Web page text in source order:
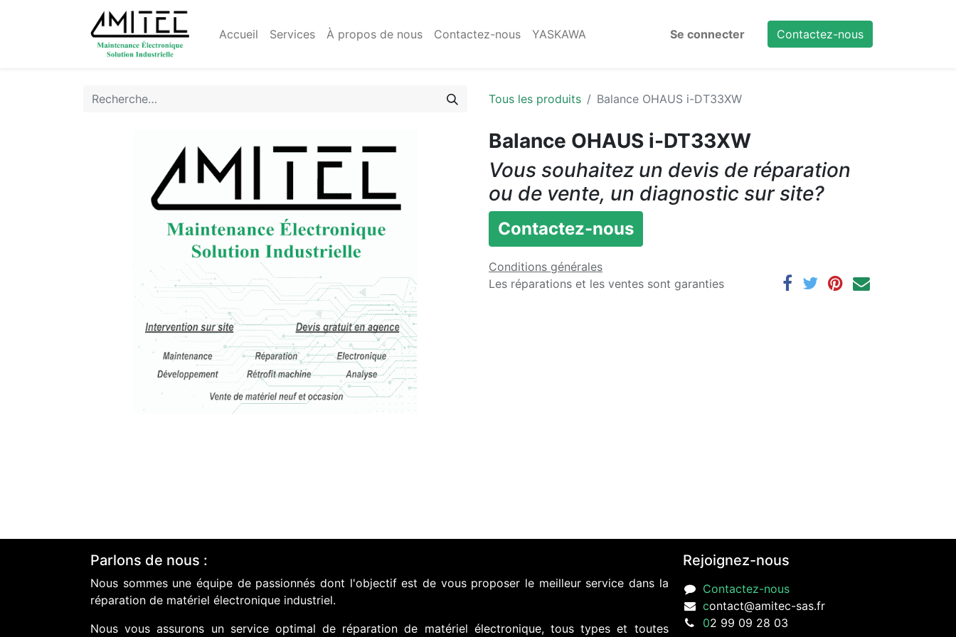
Accueil Services À propos de nous Contactez-nous YASKAWA Se connecter Contactez-nous
Tous les produits Balance OHAUS i-DT33XW
Balance OHAUS i-DT33XW
Vous souhaitez un devis de réparation
ou de vente, un diagnostic sur site?
Contactez-nous
Conditions générales
Les réparations et les ventes sont garanties
Parlons de nous :
Nous sommes une équipe de passionnés dont l'objectif est de vous proposer le meilleur service dans la
réparation de matériel électronique industriel.
Nous vous assurons un service optimal de réparation de matériel électronique, tous types et toutes
Rejoignez-nous
Contactez-nous
contact@amitec-sas.fr
02 99 09 28 03